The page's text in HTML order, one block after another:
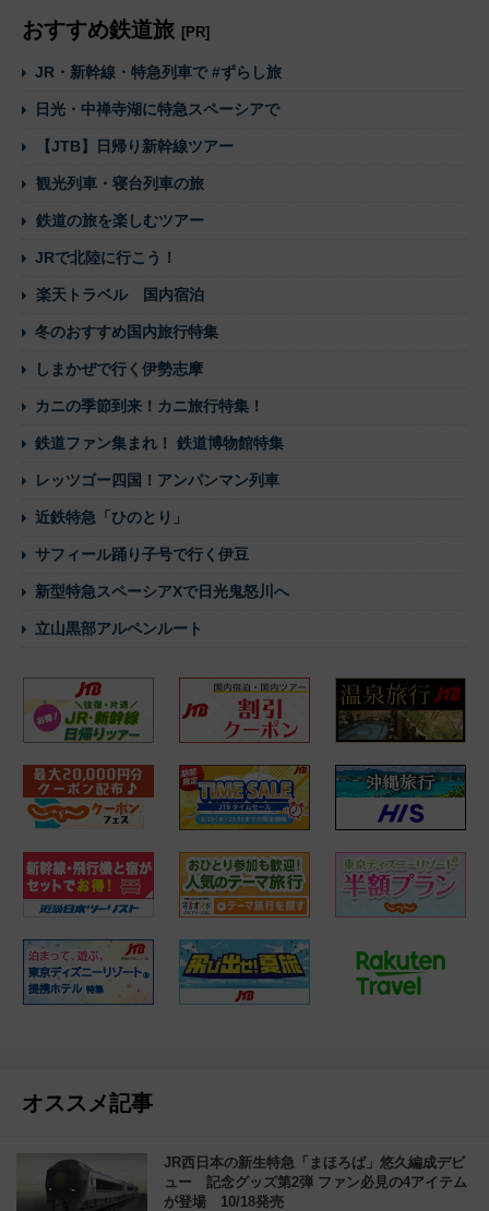
おすすめ鉄道旅 [PR]
JR・新幹線・特急列車で #ずらし旅
日光・中禅寺湖に特急スペーシアで
【JTB】日帰り新幹線ツアー
観光列車・寝台列車の旅
鉄道の旅を楽しむツアー
JRで北陸に行こう！
楽天トラベル 国内宿泊
冬のおすすめ国内旅行特集
しまかぜで行く伊勢志摩
カニの季節到来！カニ旅行特集！
鉄道ファン集まれ！ 鉄道博物館特集
レッツゴー四国！アンパンマン列車
近鉄特急「ひのとり」
サフィール踊り子号で行く伊豆
新型特急スペーシアXで日光鬼怒川へ
立山黒部アルペンルート
オススメ記事
JR西日本の新生特急「まほろば」悠久編成デビ
ュー 記念グッズ第2弾 ファン必見の4アイテム
が登場 10/18発売